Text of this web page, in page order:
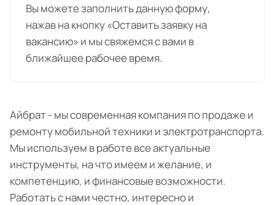
Вы можете заполнить данную форму,
нажав на кнопку «Оставить заявку на
вакансию» и мы свяжемся с вами в
ближайшее рабочее время.
Айбрат - мы современная компания по продаже и
ремонту мобильной техники и электротранспорта.
Мы используем в работе все актуальные
инструменты, на что имеем и желание, и
компетенцию, и финансовые возможности.
Работать с нами честно, интересно и